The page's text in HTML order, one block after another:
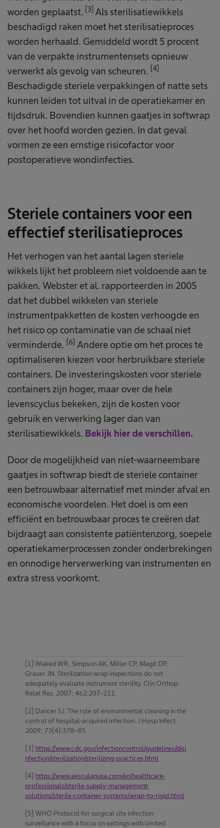
worden geplaatst. [3] Als sterilisatiewikkels
beschadigd raken moet het sterilisatieproces
worden herhaald. Gemiddeld wordt 5 procent
van de verpakte instrumentensets opnieuw
verwerkt als gevolg van scheuren. [4]
Beschadigde steriele verpakkingen of natte sets
kunnen leiden tot uitval in de operatiekamer en
tijdsdruk. Bovendien kunnen gaatjes in softwrap
over het hoofd worden gezien. In dat geval
vormen ze een ernstige risicofactor voor
postoperatieve wondinfecties.
Steriele containers voor een
effectief sterilisatieproces
Het verhogen van het aantal lagen steriele
wikkels lijkt het probleem niet voldoende aan te
pakken. Webster et al. rapporteerden in 2005
dat het dubbel wikkelen van steriele
instrumentpakketten de kosten verhoogde en
het risico op contaminatie van de schaal niet
verminderde. [6] Andere optie om het proces te
optimaliseren kiezen voor herbruikbare steriele
containers. De investeringskosten voor steriele
containers zijn hoger, maar over de hele
levenscyclus bekeken, zijn de kosten voor
gebruik en verwerking lager dan van
sterilisatiewikkels. Bekijk hier de verschillen.
Door de mogelijkheid van niet-waarneembare
gaatjes in softwrap biedt de steriele container
een betrouwbaar alternatief met minder afval en
economische voordelen. Het doel is om een
efficiënt en betrouwbaar proces te creëren dat
bijdraagt aan consistente patiëntenzorg, soepele
operatiekamerprocessen zonder onderbrekingen
en onnodige herverwerking van instrumenten en
extra stress voorkomt.
[1] Waked WR, Simpson AK, Miller CP, Magit DP,
Grauer JN. Sterilization wrap inspections do not
adequately evaluate instrument sterility. Clin Orthop
Relat Res. 2007; 462:207–211.
[2] Dancer SJ. The role of environmental cleaning in the
control of hospital-acquired infection. J Hosp Infect.
2009; 73(4):378-85
[3] https://www.cdc.gov/infectioncontrol/guidelines/disi
nfection/sterilization/sterilizing-practices.html
[4] https://www.aesculapusa.com/en/healthcare-
professionals/sterile-supply-management-
solutions/sterile-container-systems/wrap-to-rigid.html
[5] WHO Protocol for surgical site infection
surveillance with a focus on settings with limited